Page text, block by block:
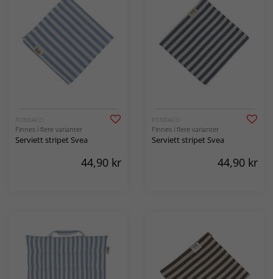
FONDACO
Finnes i flere varianter
Serviett stripet Svea
44,90 kr
FONDACO
Finnes i flere varianter
Serviett stripet Svea
44,90 kr